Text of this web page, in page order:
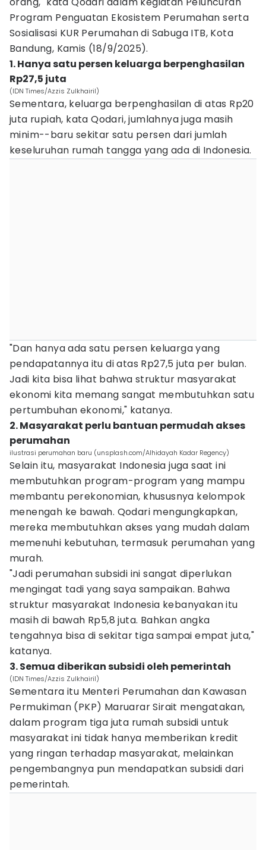
Program Penguatan Ekosistem Perumahan serta
Sosialisasi KUR Perumahan di Sabuga ITB, Kota
Bandung, Kamis (18/9/2025).
1. Hanya satu persen keluarga berpenghasilan
Rp27,5 juta
(IDN Times/Azzis Zulkhairil)
Sementara, keluarga berpenghasilan di atas Rp20
juta rupiah, kata Qodari, jumlahnya juga masih
minim--baru sekitar satu persen dari jumlah
keseluruhan rumah tangga yang ada di Indonesia.
"Dan hanya ada satu persen keluarga yang
pendapatannya itu di atas Rp27,5 juta per bulan.
Jadi kita bisa lihat bahwa struktur masyarakat
ekonomi kita memang sangat membutuhkan satu
pertumbuhan ekonomi," katanya.
2. Masyarakat perlu bantuan permudah akses
perumahan
ilustrasi perumahan baru (unsplash.com/Alhidayah Kadar Regency)
Selain itu, masyarakat Indonesia juga saat ini
membutuhkan program-program yang mampu
membantu perekonomian, khususnya kelompok
menengah ke bawah. Qodari mengungkapkan,
mereka membutuhkan akses yang mudah dalam
memenuhi kebutuhan, termasuk perumahan yang
murah.
"Jadi perumahan subsidi ini sangat diperlukan
mengingat tadi yang saya sampaikan. Bahwa
struktur masyarakat Indonesia kebanyakan itu
masih di bawah Rp5,8 juta. Bahkan angka
tengahnya bisa di sekitar tiga sampai empat juta,"
katanya.
3. Semua diberikan subsidi oleh pemerintah
(IDN Times/Azzis Zulkhairil)
Sementara itu Menteri Perumahan dan Kawasan
Permukiman (PKP) Maruarar Sirait mengatakan,
dalam program tiga juta rumah subsidi untuk
masyarakat ini tidak hanya memberikan kredit
yang ringan terhadap masyarakat, melainkan
pengembangnya pun mendapatkan subsidi dari
pemerintah.